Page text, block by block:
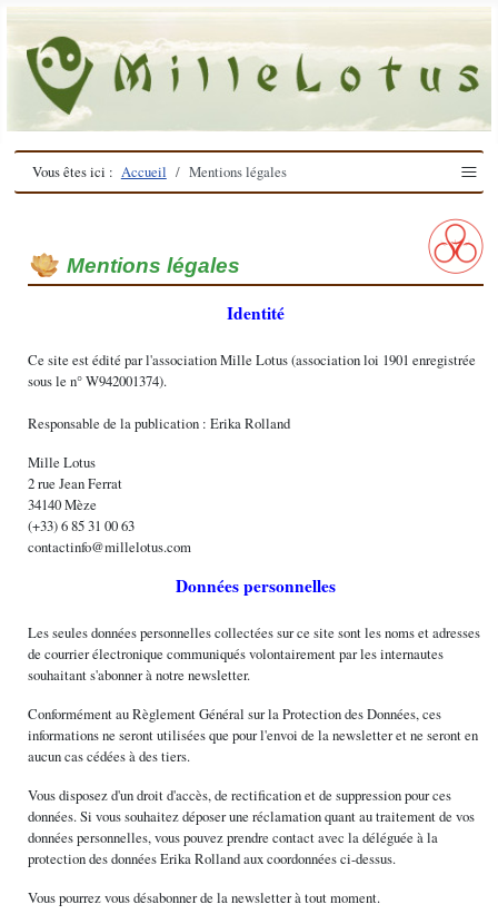
Vous êtes ici : Accueil Mentions légales ≡
Mentions légales
Identité
Ce site est édité par l'association Mille Lotus (association loi 1901 enregistrée
sous le n° W942001374).
Responsable de la publication : Erika Rolland
Mille Lotus
2 rue Jean Ferrat
34140 Mèze
(+33) 6 85 31 00 63
contactinfo@millelotus.com
Données personnelles
Les seules données personnelles collectées sur ce site sont les noms et adresses
de courrier électronique communiqués volontairement par les internautes
souhaitant s'abonner à notre newsletter.
Conformément au Règlement Général sur la Protection des Données, ces
informations ne seront utilisées que pour l'envoi de la newsletter et ne seront en
aucun cas cédées à des tiers.
Vous disposez d'un droit d'accès, de rectification et de suppression pour ces
données. Si vous souhaitez déposer une réclamation quant au traitement de vos
données personnelles, vous pouvez prendre contact avec la déléguée à la
protection des données Erika Rolland aux coordonnées ci-dessus.
Vous pourrez vous désabonner de la newsletter à tout moment.